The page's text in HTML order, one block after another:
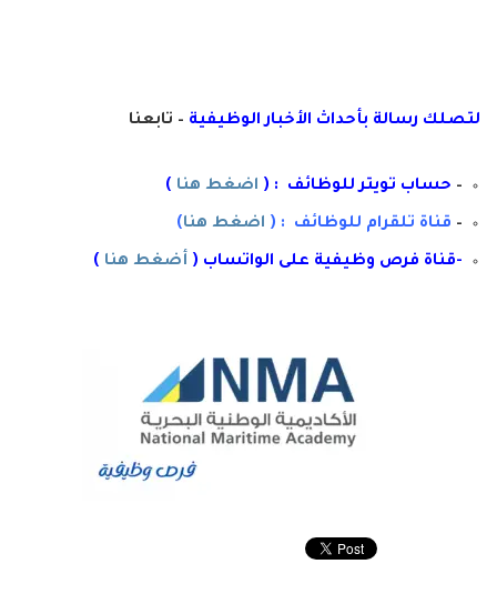
لتصلك رسالة بأحداث الأخبار الوظيفية – تابعنا
– حساب تويتر للوظائف : ( اضغط هنا )
– قناة تلقرام للوظائف : ( اضغط هنا)
-قناة فرص وظيفية على الواتساب ( أضغط هنا )